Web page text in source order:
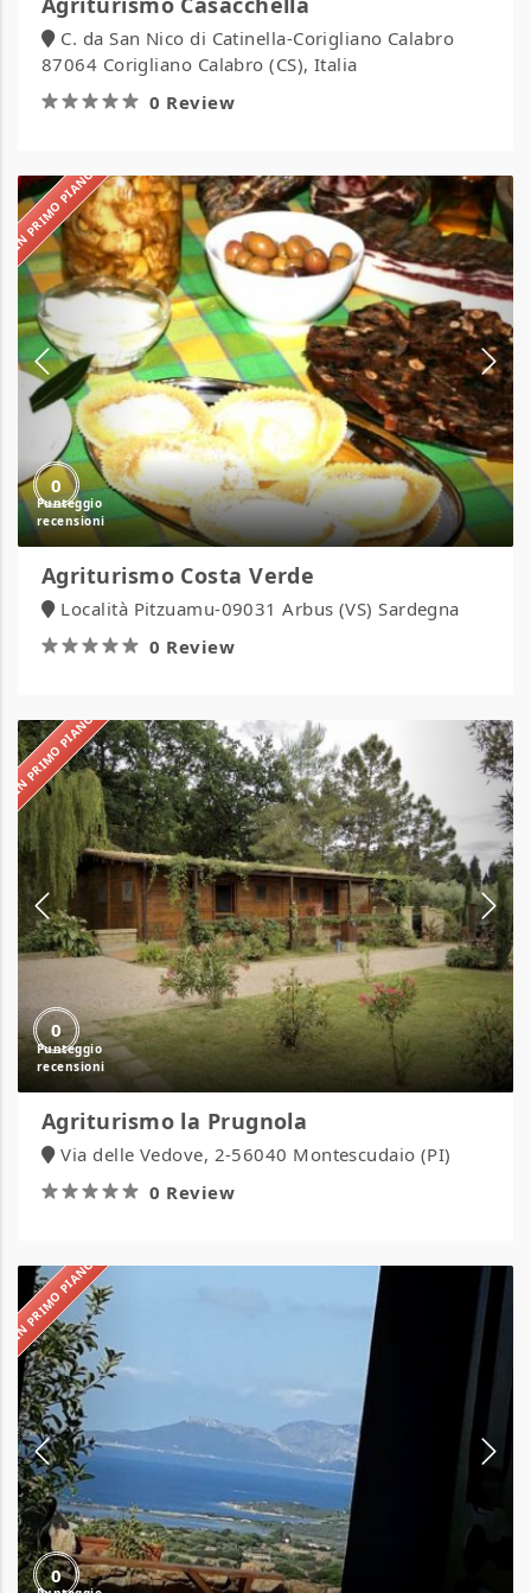
C. da San Nico di Catinella-Corigliano Calabro
87064 Corigliano Calabro (CS), Italia
0 Review
IN PRIMO PIANO
0
Agriturismo
Costa
Verde
Agriturismo Costa Verde
Località Pitzuamu-09031 Arbus (VS) Sardegna
0 Review
IN PRIMO PIANO
0
Agriturismo
la
Prugnola
Agriturismo la Prugnola
Via delle Vedove, 2-56040 Montescudaio (PI)
0 Review
IN PRIMO PIANO
0